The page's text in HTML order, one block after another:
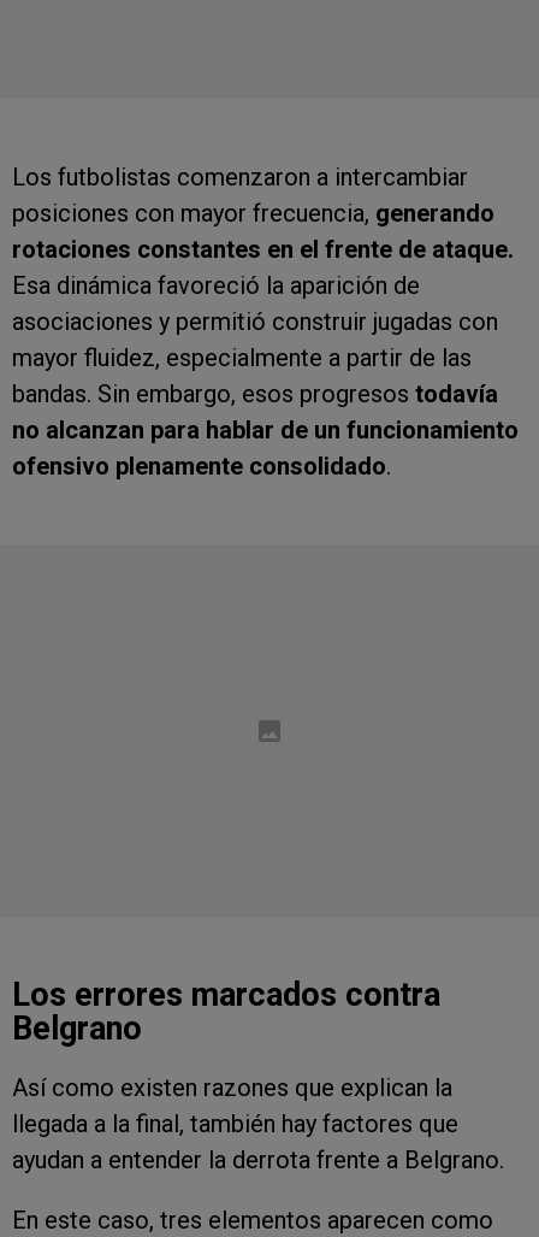
Los futbolistas comenzaron a intercambiar
posiciones con mayor frecuencia, generando
rotaciones constantes en el frente de ataque.
Esa dinámica favoreció la aparición de
asociaciones y permitió construir jugadas con
mayor fluidez, especialmente a partir de las
bandas. Sin embargo, esos progresos todavía
no alcanzan para hablar de un funcionamiento
ofensivo plenamente consolidado.
Los errores marcados contra
Belgrano
Así como existen razones que explican la
llegada a la final, también hay factores que
ayudan a entender la derrota frente a Belgrano.
En este caso, tres elementos aparecen como